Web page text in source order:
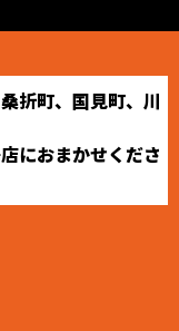
折町、国見町、川
におまかせくださ